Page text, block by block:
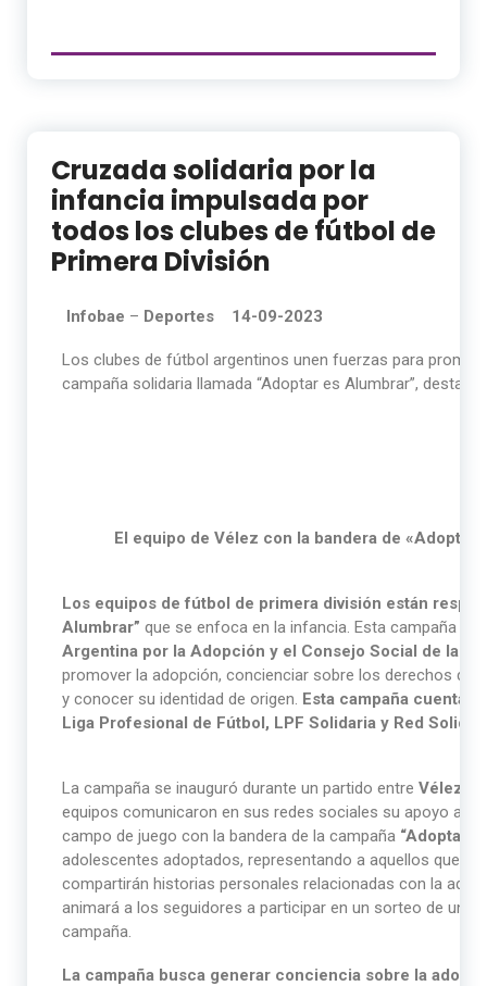
Cruzada solidaria por la
infancia impulsada por
todos los clubes de fútbol de
Primera División
Infobae – Deportes 14-09-2023
Los clubes de fútbol argentinos unen fuerzas para
campaña solidaria llamada “Adoptar es Alumbrar”,
El equipo de Vélez con la bandera de «Adoptar
Los equipos de fútbol de primera división están
Alumbrar” que se enfoca en la infancia. Esta campaña
Argentina por la Adopción y el Consejo Social de la
promover la adopción, concienciar sobre los derechos de
y conocer su identidad de origen. Esta campaña cuenta
Liga Profesional de Fútbol, LPF Solidaria y Red
La campaña se inauguró durante un partido entre Vélez y
equipos comunicaron en sus redes sociales su apoyo a
campo de juego con la bandera de la campaña “Adoptar
adolescentes adoptados, representando a aquellos que
compartirán historias personales relacionadas con la
animará a los seguidores a participar en un sorteo de un
campaña.
La campaña busca generar conciencia sobre la